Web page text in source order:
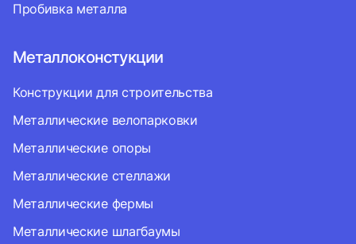
Пробивка металла
Металлоконстукции
Конструкции для строительства
Металлические велопарковки
Металлические опоры
Металлические стеллажи
Металлические фермы
Металлические шлагбаумы